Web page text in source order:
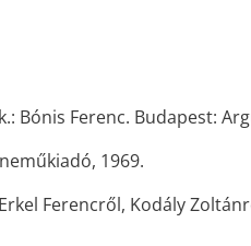
Bónis Ferenc. Budapest:
1969.
Ferencről, Kodály